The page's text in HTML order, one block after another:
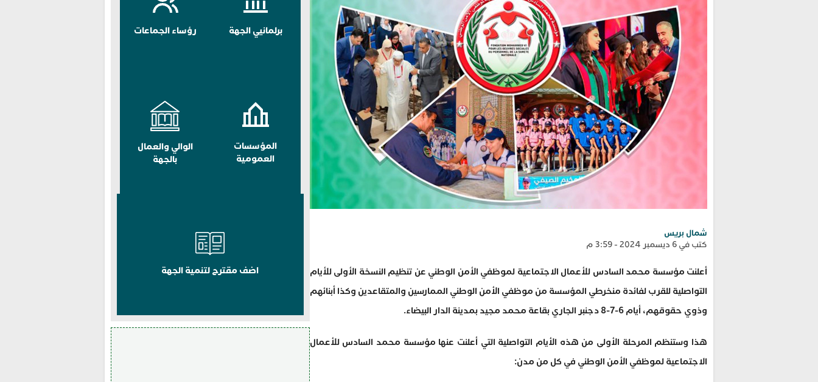
شمال بريس
كتب في 6 ديسمبر 2024 - 3:59 م
أعلنت مؤسسة محمد السادس للأعمال الاجتماعية لموظفي الأمن الوطني عن تنظيم النسخة الأولى للأيام
التواصلية للقرب لفائدة منخرطي المؤسسة من موظفي الأمن الوطني الممارسين والمتقاعدين وكذا أبنائهم
وذوي حقوقهم، أيام 6-7-8 دجنبر الجاري بقاعة محمد مجيد بمدينة الدار البيضاء.
هذا وستنظم المرحلة الأولى من هذه الأيام التواصلية التي أعلنت عنها مؤسسة محمد السادس للأعمال
الاجتماعية لموظفي الأمن الوطني في كل من مدن:
برلمانيي الجهة رؤساء الجماعات
المؤسسات
العمومية
الوالي والعمال
بالجهة
اضف مقترح لتنمية الجهة